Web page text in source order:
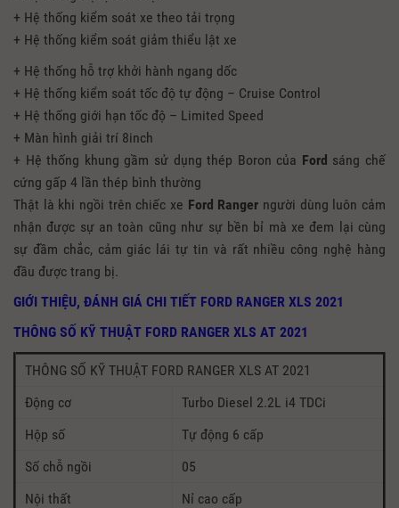
+ Hệ thống kiểm soát xe theo tải trọng
+ Hệ thống kiểm soát giảm thiểu lật xe
+ Hệ thống hỗ trợ khởi hành ngang dốc
+ Hệ thống kiểm soát tốc độ tự động – Cruise Control
+ Hệ thống giới hạn tốc độ – Limited Speed
+ Màn hình giải trí 8inch
+ Hệ thống khung gầm sử dụng thép Boron của Ford sáng chế
cứng gấp 4 lần thép bình thường
Thật là khi ngồi trên chiếc xe Ford Ranger người dùng luôn cảm
nhận được sự an toàn cũng như sự bền bỉ mà xe đem lại cùng
sự đầm chắc, cảm giác lái tự tin và rất nhiều công nghệ hàng
đầu được trang bị.
GIỚI THIỆU, ĐÁNH GIÁ CHI TIẾT FORD RANGER XLS 2021
THÔNG SỐ KỸ THUẬT FORD RANGER XLS AT 2021
THÔNG SỐ KỸ THUẬT FORD RANGER XLS AT 2021
Động cơ
Turbo Diesel 2.2L i4 TDCi
Hộp số
Tự động 6 cấp
Số chỗ ngồi
05
Nội thất
Nỉ cao cấp